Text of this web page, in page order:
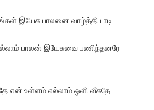
இயேசு பாலனை வாழ்த்தி பாடி
பாலன் இயேசுவை பணிந்தனரே
என் உள்ளம் எல்லாம் ஒளி வீசுதே